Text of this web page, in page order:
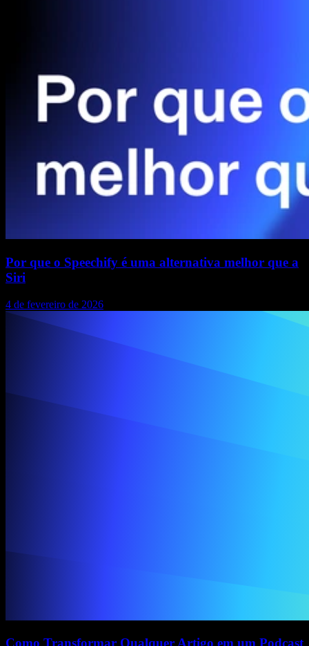
Por que o Speechify é uma alternativa melhor que a
Siri
4 de fevereiro de 2026